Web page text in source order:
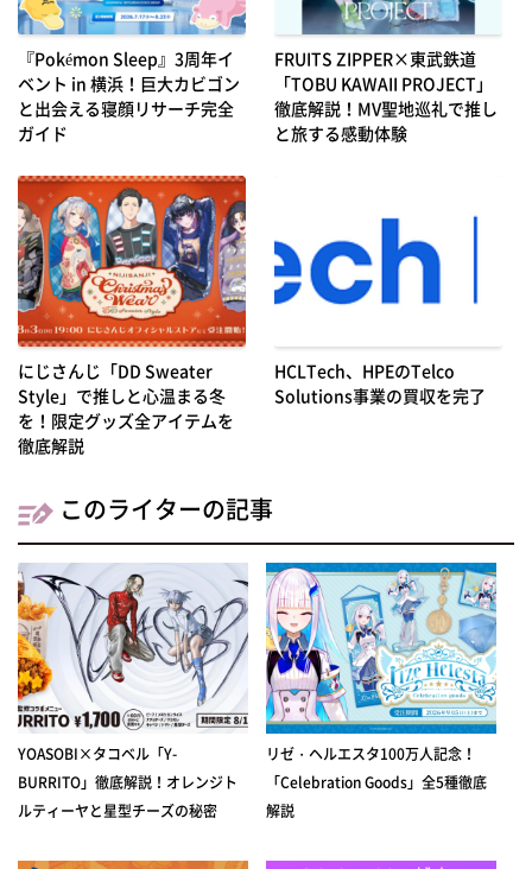
『Pokémon Sleep』3周年イ
ベント in 横浜！巨大カビゴン
と出会える寝顔リサーチ完全
ガイド
FRUITS ZIPPER×東武鉄道
「TOBU KAWAII PROJECT」
徹底解説！MV聖地巡礼で推し
と旅する感動体験
にじさんじ「DD Sweater
Style」で推しと心温まる冬
を！限定グッズ全アイテムを
徹底解説
HCLTech、HPEのTelco
Solutions事業の買収を完了
このライターの記事
YOASOBI×タコベル「Y-
BURRITO」徹底解説！オレンジト
ルティーヤと星型チーズの秘密
リゼ・ヘルエスタ100万人記念！
「Celebration Goods」全5種徹底
解説